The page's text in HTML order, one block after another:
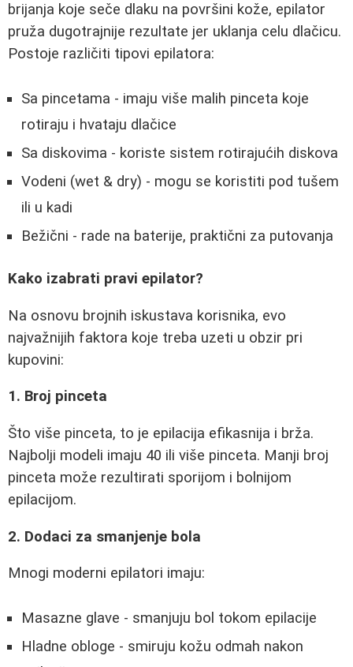
brijanja koje seče dlaku na površini kože, epilator
pruža dugotrajnije rezultate jer uklanja celu dlačicu.
Postoje različiti tipovi epilatora:
Sa pincetama - imaju više malih pinceta koje
rotiraju i hvataju dlačice
Sa diskovima - koriste sistem rotirajućih diskova
Vodeni (wet & dry) - mogu se koristiti pod tušem
ili u kadi
Bežični - rade na baterije, praktični za putovanja
Kako izabrati pravi epilator?
Na osnovu brojnih iskustava korisnika, evo
najvažnijih faktora koje treba uzeti u obzir pri
kupovini:
1. Broj pinceta
Što više pinceta, to je epilacija efikasnija i brža.
Najbolji modeli imaju 40 ili više pinceta. Manji broj
pinceta može rezultirati sporijom i bolnijom
epilacijom.
2. Dodaci za smanjenje bola
Mnogi moderni epilatori imaju:
Masazne glave - smanjuju bol tokom epilacije
Hladne obloge - smiruju kožu odmah nakon